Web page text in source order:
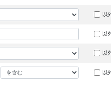
以
以
以
以